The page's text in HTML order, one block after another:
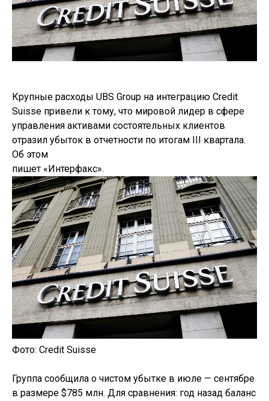
Крупные расходы UBS Group на интеграцию Credit
Suisse привели к тому, что мировой лидер в сфере
управления активами состоятельных клиентов
отразил убыток в отчетности по итогам III квартала.
Об этом
пишет «Интерфакс».
Фото: Credit Suisse
Группа сообщила о чистом убытке в июле — сентябре
в размере $785 млн. Для сравнения: год назад баланс